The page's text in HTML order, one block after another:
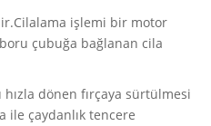
işlemi bir motor
çubuğa bağlanan cila
dönen fırçaya sürtülmesi
ile çaydanlık tencere